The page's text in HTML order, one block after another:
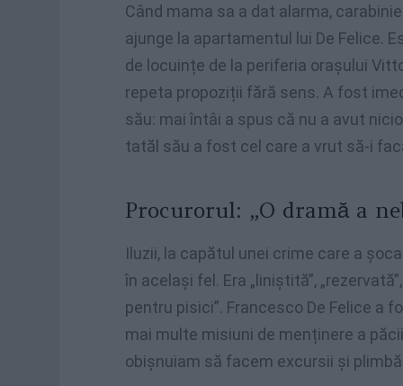
Când mama sa a dat alarma,
ajunge la apartamentul lui De Felice.
de locuințe de la periferia orașului
repeta propoziții fără sens. A fost
său: mai întâi a spus că nu a avut
tatăl său a fost cel care a vrut să-i
Procurorul: „O dramă a
Iluzii, la capătul unei crime care a
în același fel. Era „liniștită”,
pentru pisici”. Francesco De Felice a
mai multe misiuni de menținere a
obișnuiam să facem excursii și